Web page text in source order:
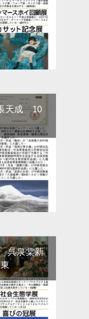
天成 10
呉泉棠新